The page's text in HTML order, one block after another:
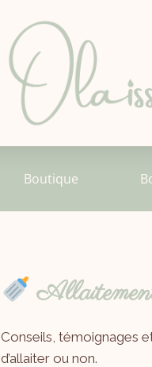
Boutique
Conseils, témoignages
d’allaiter ou non.